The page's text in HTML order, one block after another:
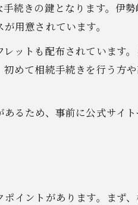
続きの鍵となります。伊
用意されています。
ットも配布されています
めて相続手続きを行う方
るため、事前に公式サイ
イントがあります。まず